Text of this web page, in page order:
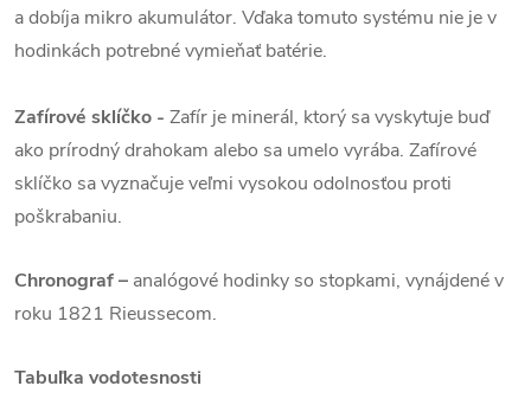
a dobíja mikro akumulátor. Vďaka tomuto systému nie je v
hodinkách potrebné vymieňať batérie.
Zafírové sklíčko - Zafír je minerál, ktorý sa vyskytuje buď
ako prírodný drahokam alebo sa umelo vyrába. Zafírové
sklíčko sa vyznačuje veľmi vysokou odolnosťou proti
poškrabaniu.
Chronograf – analógové hodinky so stopkami, vynájdené v
roku 1821 Rieussecom.
Tabuľka vodotesnosti